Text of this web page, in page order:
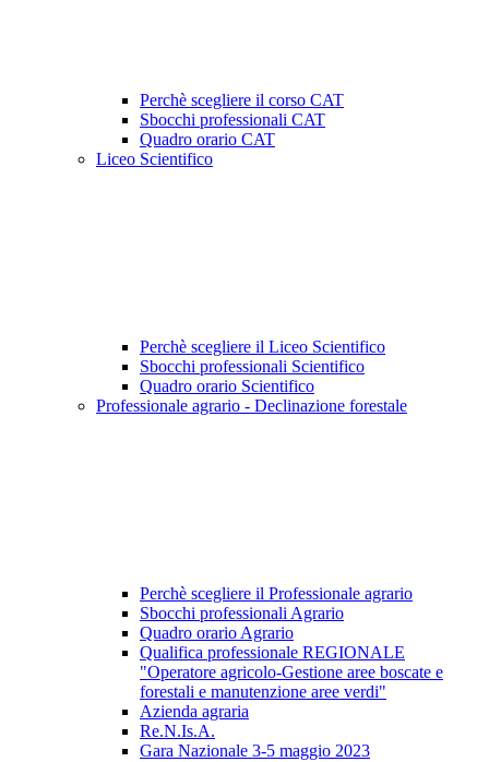
Perchè scegliere il corso CAT
Sbocchi professionali CAT
Quadro orario CAT
Liceo Scientifico
Perchè scegliere il Liceo Scientifico
Sbocchi professionali Scientifico
Quadro orario Scientifico
Professionale agrario - Declinazione forestale
Perchè scegliere il Professionale agrario
Sbocchi professionali Agrario
Quadro orario Agrario
Qualifica professionale REGIONALE
"Operatore agricolo-Gestione aree boscate e
forestali e manutenzione aree verdi"
Azienda agraria
Re.N.Is.A.
Gara Nazionale 3-5 maggio 2023